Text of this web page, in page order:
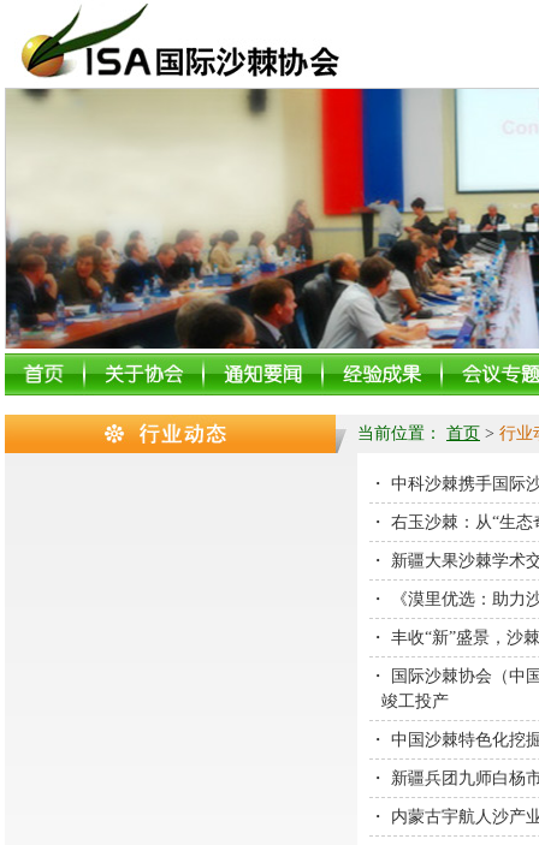
当前位置： 首页 > 行业
・ 中科沙棘携手国际
・ 右玉沙棘：从“生态
・ 新疆大果沙棘学术
・ 《漠里优选：助力
・ 丰收“新”盛景，沙
・
国际沙棘协会（中
竣工投产
・ 中国沙棘特色化挖
・ 新疆兵团九师白杨
・ 内蒙古宇航人沙产